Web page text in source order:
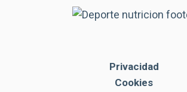
Privacidad
Cookies